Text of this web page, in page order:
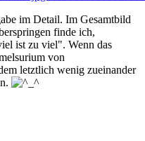
im Detail. Im Gesamtbild
finde ich,
ist zu viel". Wenn das
von
letztlich wenig zueinander